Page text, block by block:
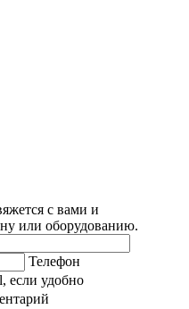
с вами и
или оборудованию.
Телефон
если удобно